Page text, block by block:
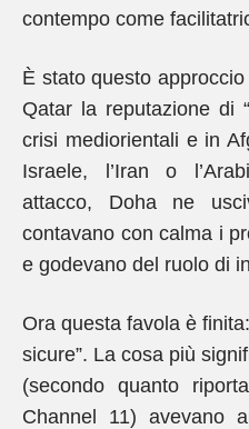
contempo come
È stato questo
Qatar la reputazione di
crisi mediorientali e in
Israele, l’Iran o
attacco, Doha ne
contavano con calma i
e godevano del ruolo di
Ora questa favola è
sicure”. La cosa più
(secondo quanto
Channel 11) avevano